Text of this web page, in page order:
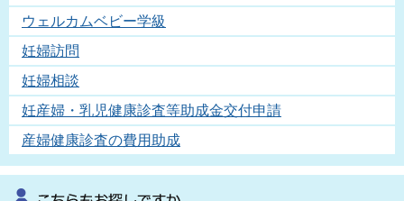
ウェルカムベビー学級
妊婦訪問
妊婦相談
妊産婦・乳児健康診査等助成金交付申請
産婦健康診査の費用助成